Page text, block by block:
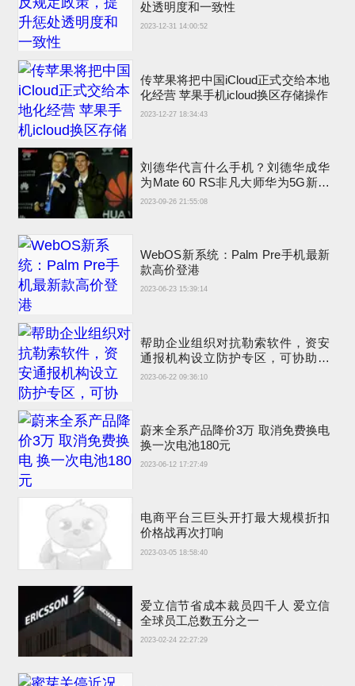
处透明度和一致性
2023-12-31 14:00:52
传苹果将把中国iCloud正式交给本地
化经营 苹果手机icloud换区存储操作
2023-12-27 18:34:43
刘德华代言什么手机？刘德华成华
为Mate 60 RS非凡大师华为5G新手
机代言人
2023-09-26 21:55:08
WebOS新系统：Palm Pre手机最新
款高价登港
2023-06-23 15:39:14
帮助企业组织对抗勒索软件，资安
通报机构设立防护专区，可协助事
前、事中与事后因应
2023-06-22 09:36:10
蔚来全系产品降价3万 取消免费换电
换一次电池180元
2023-06-12 17:27:49
电商平台三巨头开打最大规模折扣
价格战再次打响
2023-03-05 18:58:40
爱立信节省成本裁员四千人 爱立信
全球员工总数五分之一
2023-02-24 22:27:29